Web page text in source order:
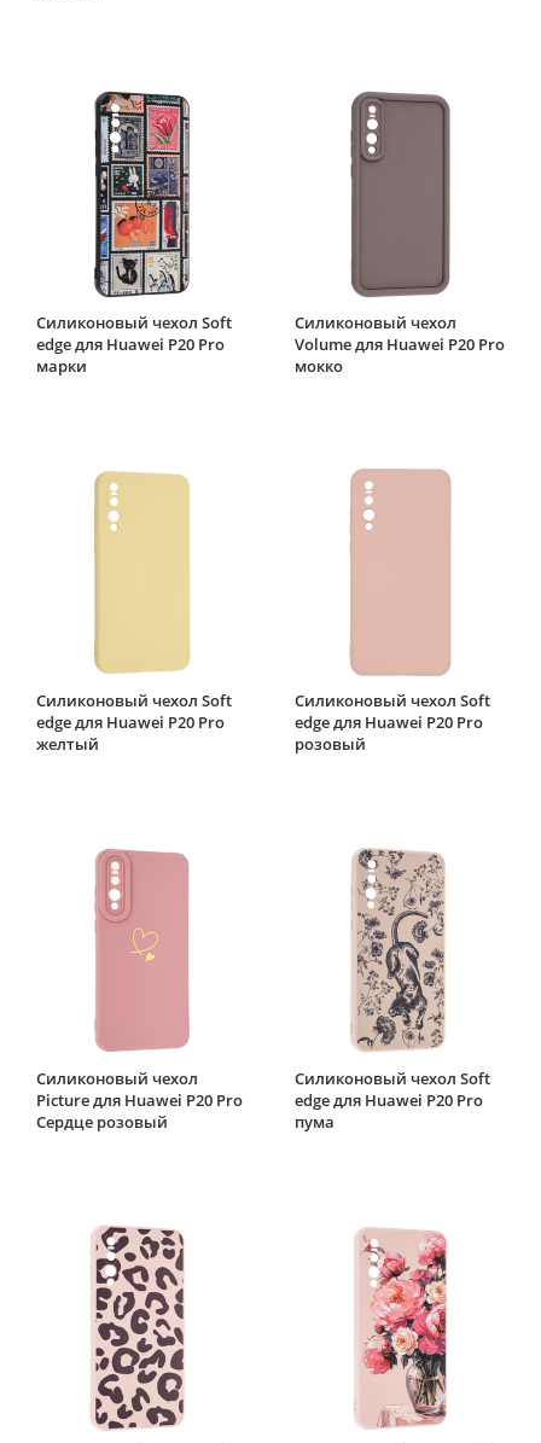
Силиконовый чехол Soft
edge для Huawei P20 Pro
марки
Силиконовый чехол
Volume для Huawei P20 Pro
мокко
Силиконовый чехол Soft
edge для Huawei P20 Pro
желтый
Силиконовый чехол Soft
edge для Huawei P20 Pro
розовый
Силиконовый чехол
Picture для Huawei P20 Pro
Сердце розовый
Силиконовый чехол Soft
edge для Huawei P20 Pro
пума